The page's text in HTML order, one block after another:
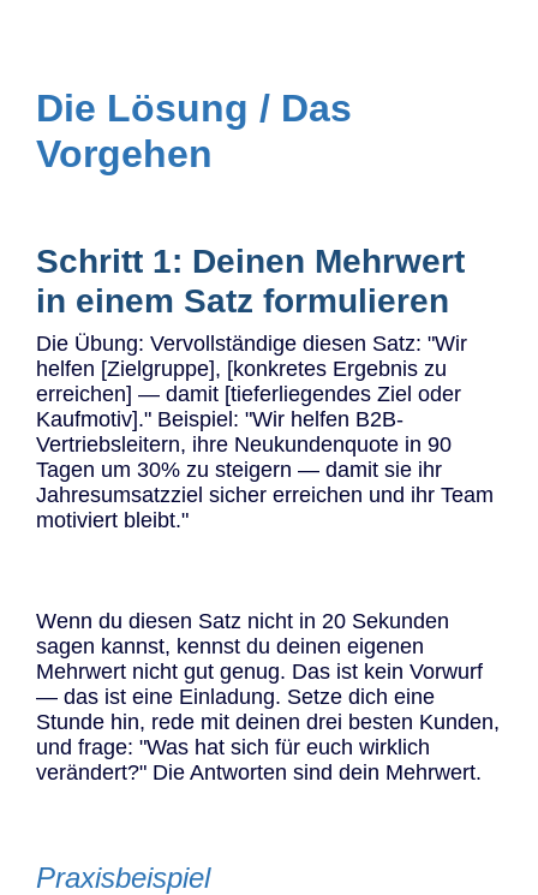
Die Lösung / Das
Vorgehen
Schritt 1: Deinen Mehrwert
in einem Satz formulieren
Die Übung: Vervollständige diesen Satz: "Wir
helfen [Zielgruppe], [konkretes Ergebnis zu
erreichen] — damit [tieferliegendes Ziel oder
Kaufmotiv]." Beispiel: "Wir helfen B2B-
Vertriebsleitern, ihre Neukundenquote in 90
Tagen um 30% zu steigern — damit sie ihr
Jahresumsatzziel sicher erreichen und ihr Team
motiviert bleibt."
Wenn du diesen Satz nicht in 20 Sekunden
sagen kannst, kennst du deinen eigenen
Mehrwert nicht gut genug. Das ist kein Vorwurf
— das ist eine Einladung. Setze dich eine
Stunde hin, rede mit deinen drei besten Kunden,
und frage: "Was hat sich für euch wirklich
verändert?" Die Antworten sind dein Mehrwert.
Praxisbeispiel